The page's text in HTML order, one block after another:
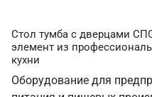
Стол тумба с дверцами
элемент из
кухни
Оборудование для